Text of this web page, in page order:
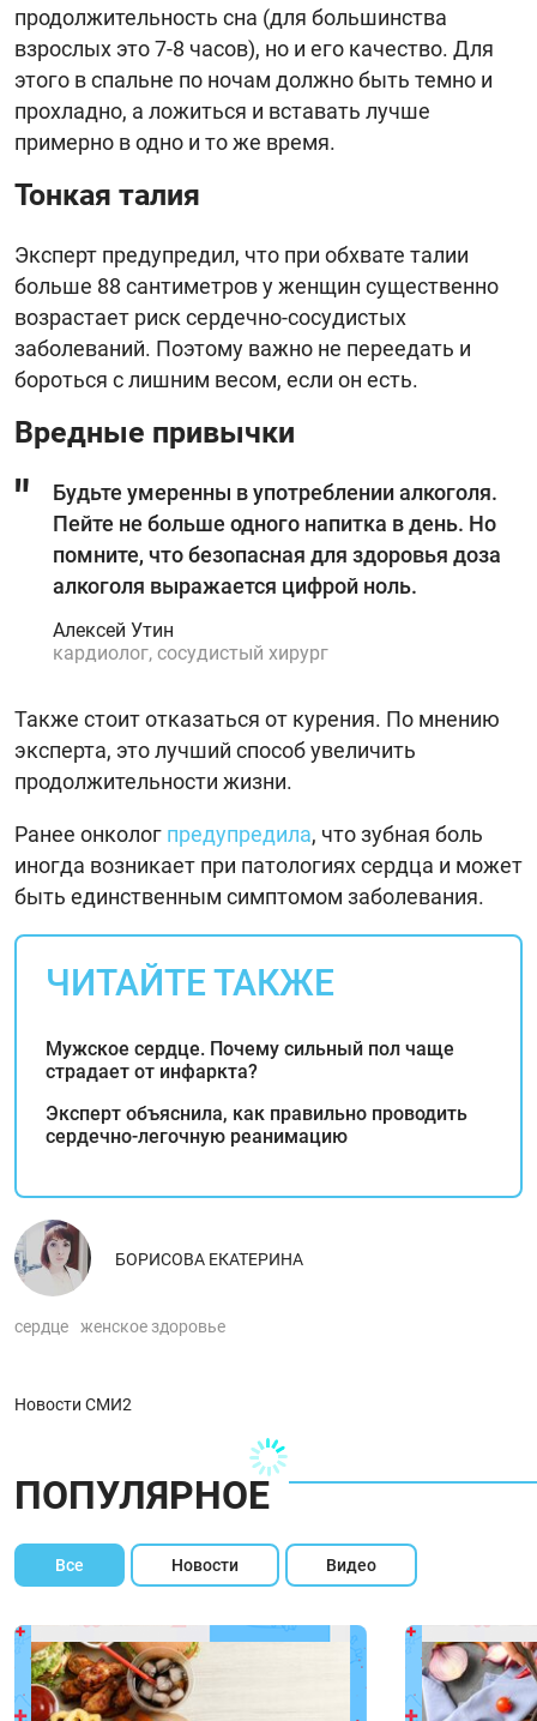
продолжительность сна (для большинства
взрослых это 7-8 часов), но и его качество. Для
этого в спальне по ночам должно быть темно и
прохладно, а ложиться и вставать лучше
примерно в одно и то же время.
Тонкая талия
Эксперт предупредил, что при обхвате талии
больше 88 сантиметров у женщин существенно
возрастает риск сердечно-сосудистых
заболеваний. Поэтому важно не переедать и
бороться с лишним весом, если он есть.
Вредные привычки
Будьте умеренны в употреблении алкоголя.
Пейте не больше одного напитка в день. Но
помните, что безопасная для здоровья доза
алкоголя выражается цифрой ноль.
Алексей Утин
кардиолог, сосудистый хирург
Также стоит отказаться от курения. По мнению
эксперта, это лучший способ увеличить
продолжительности жизни.
Ранее онколог предупредила, что зубная боль
иногда возникает при патологиях сердца и может
быть единственным симптомом заболевания.
ЧИТАЙТЕ ТАКЖЕ
Мужское сердце. Почему сильный пол чаще
страдает от инфаркта?
Эксперт объяснила, как правильно проводить
сердечно-легочную реанимацию
БОРИСОВА ЕКАТЕРИНА
сердце женское здоровье
Новости СМИ2
ПОПУЛЯРНОЕ
Все Новости Видео